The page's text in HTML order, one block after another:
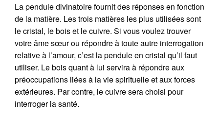
La pendule divinatoire fournit des réponses en fonction
de la matière. Les trois matières les plus utilisées sont
le cristal, le bois et le cuivre. Si vous voulez trouver
votre âme sœur ou répondre à toute autre interrogation
relative à l’amour, c’est la pendule en cristal qu’il faut
utiliser. Le bois quant à lui servira à répondre aux
préoccupations liées à la vie spirituelle et aux forces
extérieures. Par contre, le cuivre sera choisi pour
interroger la santé.